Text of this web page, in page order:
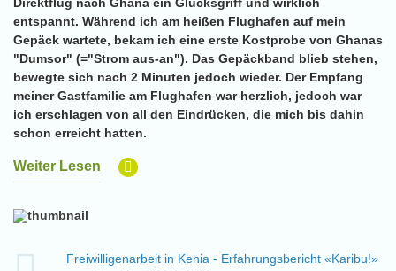
entspannt. Während ich am heißen Flughafen auf mein
Gepäck wartete, bekam ich eine erste Kostprobe von Ghanas
"Dumsor" (="Strom aus-an"). Das Gepäckband blieb stehen,
bewegte sich nach 2 Minuten jedoch wieder. Der Empfang
meiner Gastfamilie am Flughafen war herzlich, jedoch war
ich erschlagen von all den Eindrücken, die mich bis dahin
schon erreicht hatten.
Weiter Lesen
Freiwilligenarbeit in Kenia - Erfahrungsbericht «Karibu!»